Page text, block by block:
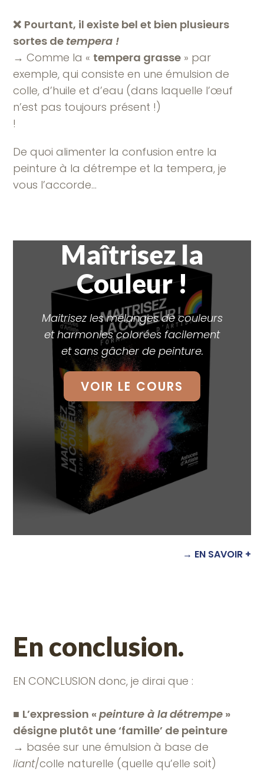
❌ Pourtant, il existe bel et bien plusieurs
sortes de tempera !
→ Comme la « tempera grasse » par
exemple, qui consiste en une émulsion de
colle, d’huile et d’eau (dans laquelle l’œuf
n’est pas toujours présent !)
!
De quoi alimenter la confusion entre la
peinture à la détrempe et la tempera, je
vous l’accorde…
Maîtrisez la
Couleur !
Maitrisez les mélanges de couleurs
et harmonies colorées facilement
et sans gâcher de peinture.
VOIR LE COURS
→ EN SAVOIR +
En conclusion.
EN CONCLUSION donc, je dirai que :
■ L’expression «peinture à ladétrempe »
désigne plutôt une ‘famille’ de peinture
→ basée sur une émulsion à base de
liant/colle naturelle (quelle qu’elle soit)